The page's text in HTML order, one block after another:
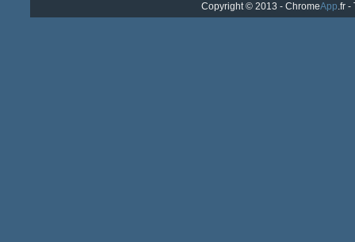
Copyright © 2013 - ChromeApp.fr -